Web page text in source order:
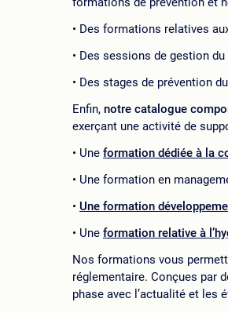
Des formations relatives
Des sessions de gestion
Des stages de prévention
Enfin, notre catalogue
exerçant une activité de
Une formation dédiée à la
Une formation en
Une formation
Une formation relative à
Nos formations vous
réglementaire. Conçues par
phase avec l’actualité et les